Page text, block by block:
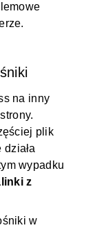
na inny
plik
wypadku
z
w